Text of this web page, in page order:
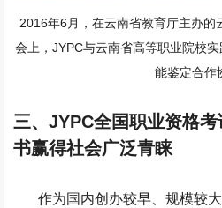
2016年6月，在云南省教育厅主办的
会上，JYPC与云南省高等职业院校
能鉴定合作
三、JYPC全国职业资格
书赢得社会广泛青睐
作为国内创办较早、规模较大